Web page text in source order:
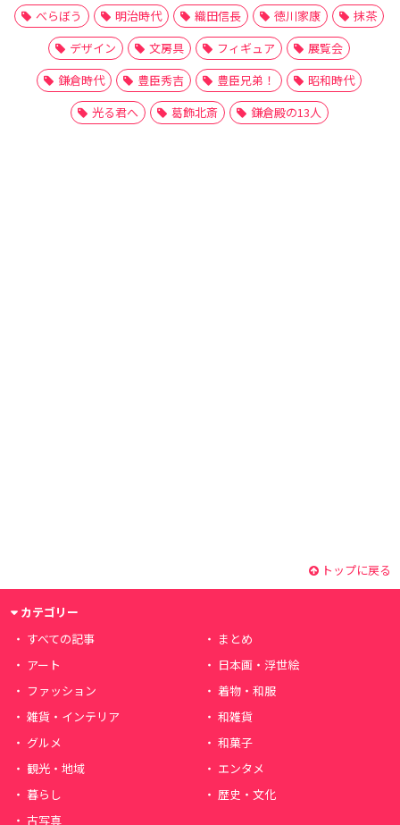
べらぼう
明治時代 織田信長 徳川家康
抹茶
デザイン
文房具 フィギュア
展覧会
鎌倉時代
豊臣秀吉 豊臣兄弟！
昭和時代
光る君へ
葛飾北斎 鎌倉殿の13人
トップに戻る
カテゴリー
すべての記事
まとめ
アート
日本画・浮世絵
ファッション
着物・和服
雑貨・インテリア
和雑貨
グルメ
和菓子
観光・地域
エンタメ
暮らし
歴史・文化
古写真